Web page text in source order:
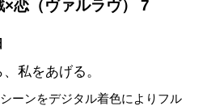
×恋（ヴァルラヴ） 7
私をあげる。
ーンをデジタル着色によりフル